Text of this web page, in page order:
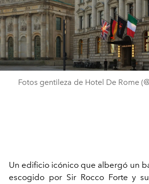
Fotos gentileza de Hotel De Rome
Un edificio icónico que albergó un
escogido por Sir Rocco Forte y